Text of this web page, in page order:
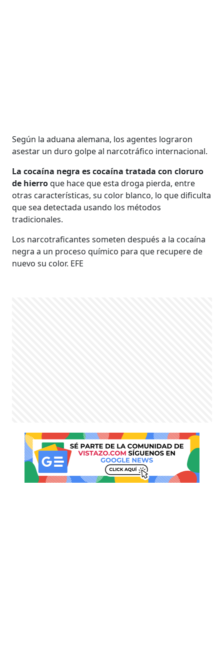
Según la aduana alemana, los agentes lograron
asestar un duro golpe al narcotráfico internacional.
La cocaína negra es cocaína tratada con cloruro
de hierroque hace que esta droga pierda, entre
otras características, su color blanco, lo que dificulta
que sea detectada usando los métodos
tradicionales.
Los narcotraficantes someten después a la cocaína
negra a un proceso químico para que recupere de
nuevo su color. EFE